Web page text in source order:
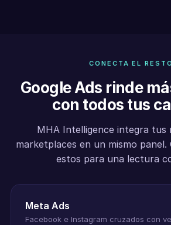
CONECTA EL RESTO
Google Ads rinde
con todos tus
MHA Intelligence integra tus
marketplaces en un mismo
estos para una lectura
Meta Ads
Facebook e Instagram cruzados con